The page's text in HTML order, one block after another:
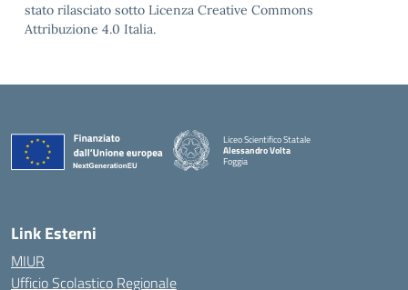
stato rilasciato sotto Licenza Creative Commons
Attribuzione 4.0 Italia.
Liceo Scientifico Statale
Alessandro Volta
Foggia
— Visita la pagina iniziale della scuola
Link Esterni
MIUR
Ufficio Scolastico Regionale